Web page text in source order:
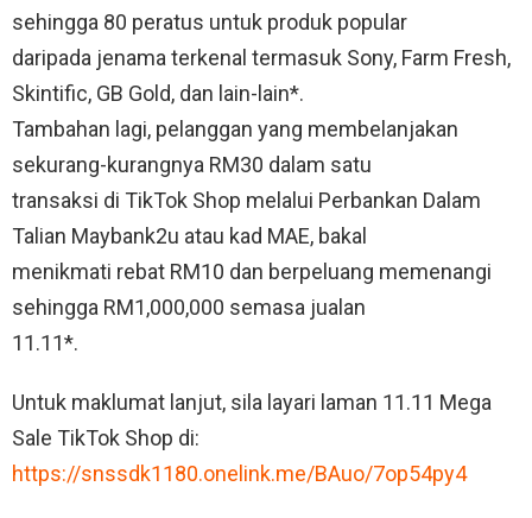
sehingga 80 peratus untuk produk popular
daripada jenama terkenal termasuk Sony, Farm Fresh,
Skintific, GB Gold, dan lain-lain*.
Tambahan lagi, pelanggan yang membelanjakan
sekurang-kurangnya RM30 dalam satu
transaksi di TikTok Shop melalui Perbankan Dalam
Talian Maybank2u atau kad MAE, bakal
menikmati rebat RM10 dan berpeluang memenangi
sehingga RM1,000,000 semasa jualan
11.11*.
Untuk maklumat lanjut, sila layari laman 11.11 Mega
Sale TikTok Shop di:
https://snssdk1180.onelink.me/BAuo/7op54py4